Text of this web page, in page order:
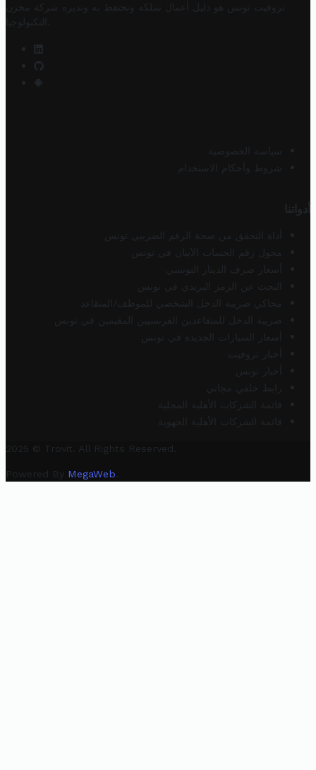
تروفيت تونس هو دليل أعمال تملكه وتحتفظ به وتديره
شركة مخزن
التكنولوجيا
سياسة الخصوصية
شروط وأحكام الاستخدام
أدواتنا
أداة التحقق من صحة الرقم الضريبي تونس
محول رقم الحساب الآيبان في تونس
أسعار صرف الدينار التونسي
البحث عن الرمز البريدي في تونس
محاكي ضريبة الدخل الشخصي للموظف/المتقاعد
ضريبة الدخل للمتقاعدين الفرنسيين المقيمين في تونس
أسعار السيارات الجديدة في تونس
أخبار تروفيت
أخبار تونس
رابط خلفي مجاني
قائمة الشركات الأهلية المحلية
قائمة الشركات الأهلية الجهوية
2025 © Trovit. All Rights Reserved.
Powered By MegaWeb